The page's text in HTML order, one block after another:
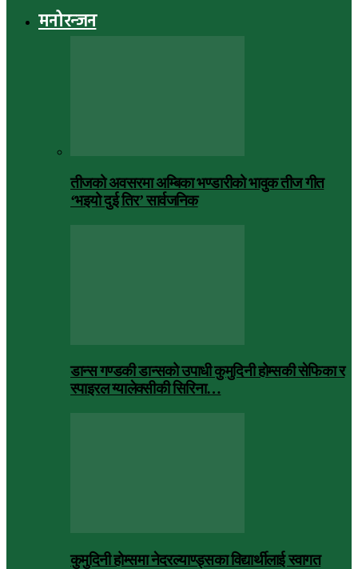
मनोरन्जन
तीजको अवसरमा अम्बिका भण्डारीको भावुक तीज गीत
‘भइयो दुई तिर’ सार्वजनिक
डान्स गण्डकी डान्सको उपाधी कुमुदिनी होम्सकी सेफिका र
स्पाइरल ग्यालेक्सीकी सिरिना…
कुमुदिनी होम्समा नेदरल्याण्ड्सका विद्यार्थीलाई स्वागत